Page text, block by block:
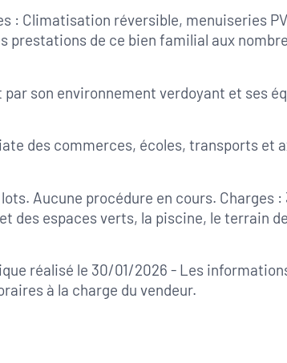
: Climatisation réversible, menuiseries
prestations de ce bien familial aux
son environnement verdoyant et ses
des commerces, écoles, transports et
Aucune procédure en cours.
des espaces verts, la piscine, le terrain
réalisé le 30/01/2026 - Les
à la charge du vendeur.